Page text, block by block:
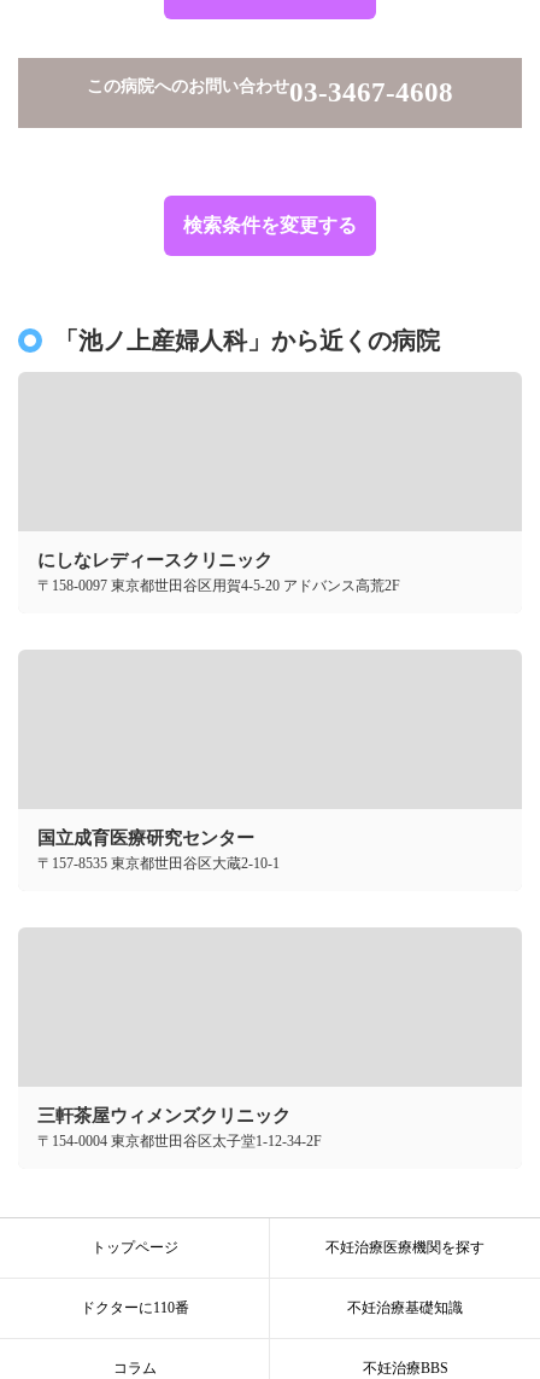
検索条件を変更する
この病院へのお問い合わせ03-3467-4608
「池ノ上産婦人科」から近くの病院
にしなレディースクリニック
〒158-0097 東京都世田谷区用賀4-5-20 アドバンス高荒2F
国立成育医療研究センター
〒157-8535 東京都世田谷区大蔵2-10-1
三軒茶屋ウィメンズクリニック
〒154-0004 東京都世田谷区太子堂1-12-34-2F
トップページ 不妊治療医療機関を探す
ドクターに110番 不妊治療基礎知識
コラム 不妊治療BBS